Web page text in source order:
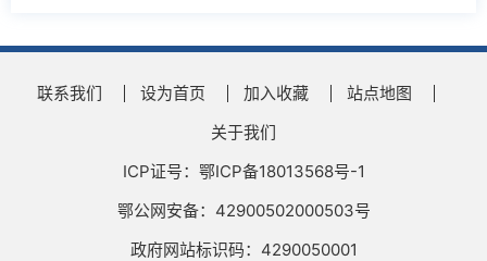
联系我们 设为首页 加入收藏
站点地图
关于我们
ICP证号：鄂ICP备18013568号-1
鄂公网安备：42900502000503号
政府网站标识码：4290050001